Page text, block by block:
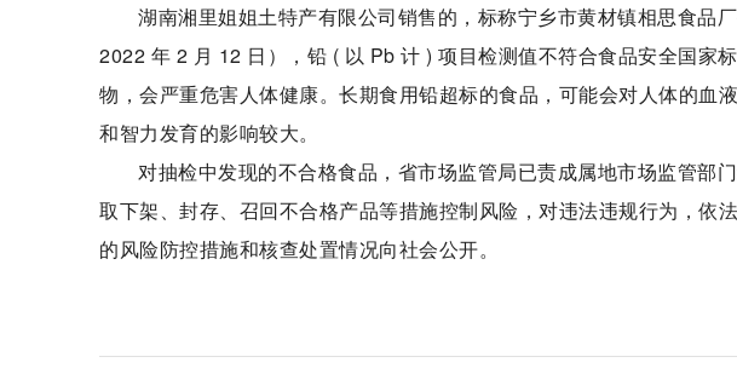
湖南湘里姐姐土特产有限公司销售的，标称宁乡市黄材镇相思食品
2022 年 2 月 12 日），铅 ( 以 Pb 计 ) 项目检测值不符合食品安全国家
物，会严重危害人体健康。长期食用铅超标的食品，可能会对人体的血
和智力发育的影响较大。
对抽检中发现的不合格食品，省市场监管局已责成属地市场监管部
取下架、封存、召回不合格产品等措施控制风险，对违法违规行为，依
的风险防控措施和核查处置情况向社会公开。